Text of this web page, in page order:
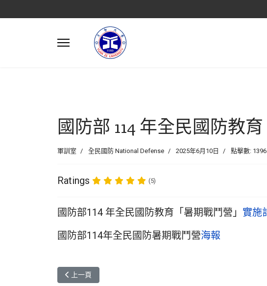
國防部 114 年全民國防教
軍訓室 全民國防 National Defense 2025年6月10日 點擊數: 1396
Ratings (5)
國防部114 年全民國防教育「暑期戰鬥營」 實施
國防部114年全民國防暑期戰鬥營海報
上一篇文章: 高雄市政府教育局辦理2026校園暨親子神槍手—全國漆
上一頁